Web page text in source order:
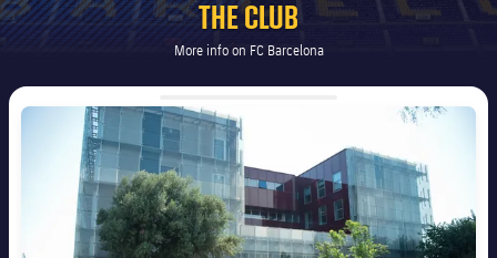
Primer equipo
Femenino
plusicon
más
Actualidad
Barça Atlètic
plusicon
más
THE CLUB
More info on FC Barcelona
FC Barcelona club badge